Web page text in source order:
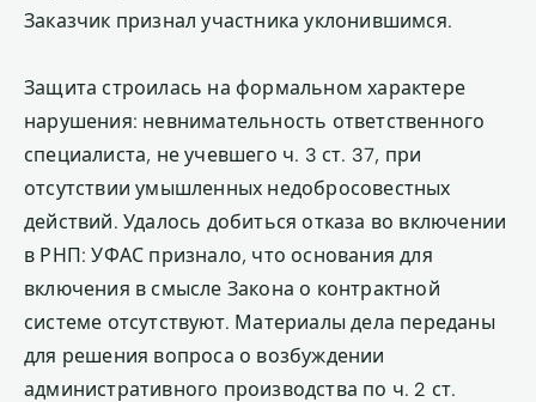
Заказчик признал участника уклонившимся.
Защита строилась на формальном характере
нарушения: невнимательность ответственного
специалиста, не учевшего ч. 3 ст. 37, при
отсутствии умышленных недобросовестных
действий. Удалось добиться отказа во включении
в РНП: УФАС признало, что основания для
включения в смысле Закона о контрактной
системе отсутствуют. Материалы дела переданы
для решения вопроса о возбуждении
административного производства по ч. 2 ст.